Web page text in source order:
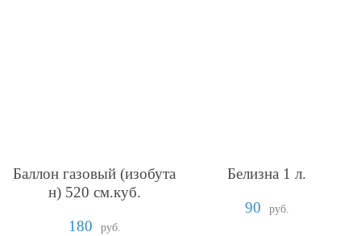
Баллон газовый (изобута
н) 520 см.куб.
180
руб.
Белизна 1 л.
90
руб.